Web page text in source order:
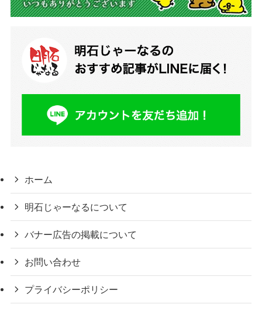
ホーム
明石じゃーなるについて
バナー広告の掲載について
お問い合わせ
プライバシーポリシー